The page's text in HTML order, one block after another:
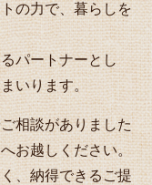
の力で、暮らしを
パートナーとし
いります。
相談がありました
お越しください。
、納得できるご提